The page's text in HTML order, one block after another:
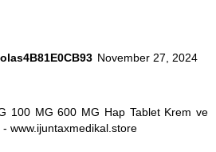
November 27, 2024
100 MG 600 MG Hap Tablet Krem ve
www.ijuntaxmedikal.store